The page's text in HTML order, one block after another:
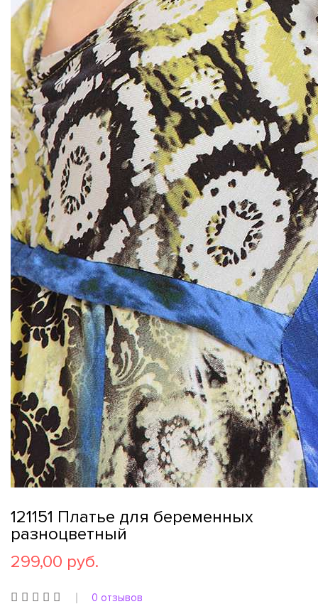
121151 Платье для беременных
разноцветный
299,00 руб.
0 отзывов